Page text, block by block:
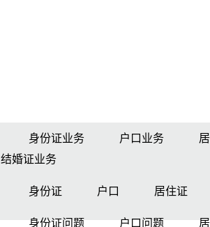
身份证业务 户口业务
结婚证业务
身份证 户口 居住证
身份证问题 户口问题